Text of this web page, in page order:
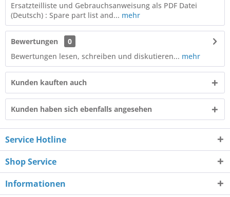
Ersatzteilliste und Gebrauchsanweisung als PDF Datei
(Deutsch) : Spare part list and... mehr
Bewertungen
0
Bewertungen lesen, schreiben und diskutieren... mehr
Kunden kauften auch
Kunden haben sich ebenfalls angesehen
Service Hotline
Shop Service
Informationen